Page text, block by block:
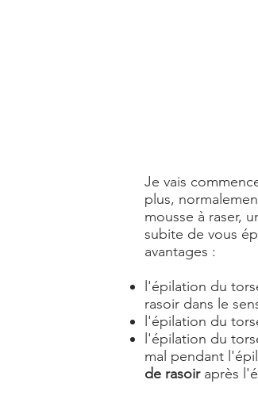
Je vais
plus,
mousse à raser,
subite de vous
avantages :
l'épilation du
rasoir dans le
l'épilation du
l'épilation du
mal pendant
de rasoiraprès